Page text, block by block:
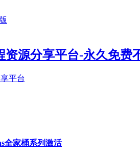
平台
全家桶系列激活